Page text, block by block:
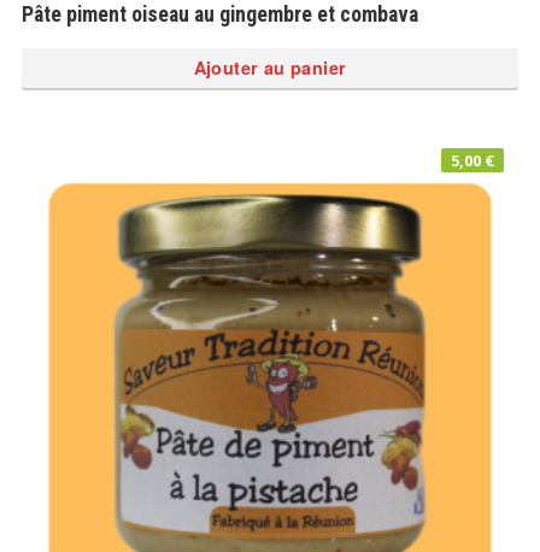
Pâte piment oiseau au gingembre et combava
Ajouter au panier
5,00 €